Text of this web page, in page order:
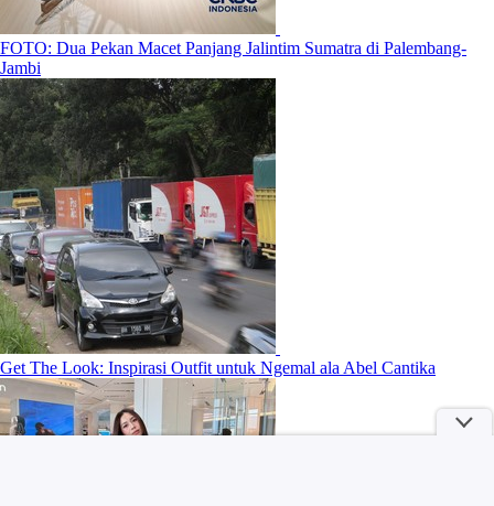
FOTO: Dua Pekan Macet Panjang Jalintim Sumatra di Palembang-
Jambi
Get The Look: Inspirasi Outfit untuk Ngemal ala Abel Cantika